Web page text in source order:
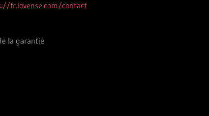
fr.lovense.com/contact
la garantie